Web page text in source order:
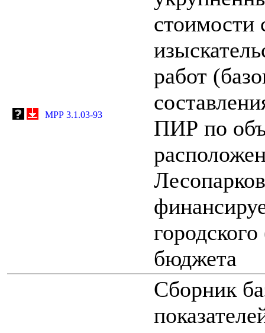
МРР 3.1.03-93
стоимости
работ
ПИР по
бюджета
Сборник